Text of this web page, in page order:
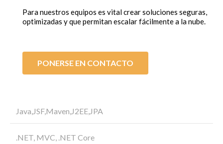
Para nuestros equipos es vital crear soluciones seguras,
optimizadas y que permitan escalar fácilmente a la nube.
PONERSE EN CONTACTO
Java,JSF,Maven,J2EE,JPA
.NET, MVC, .NET Core